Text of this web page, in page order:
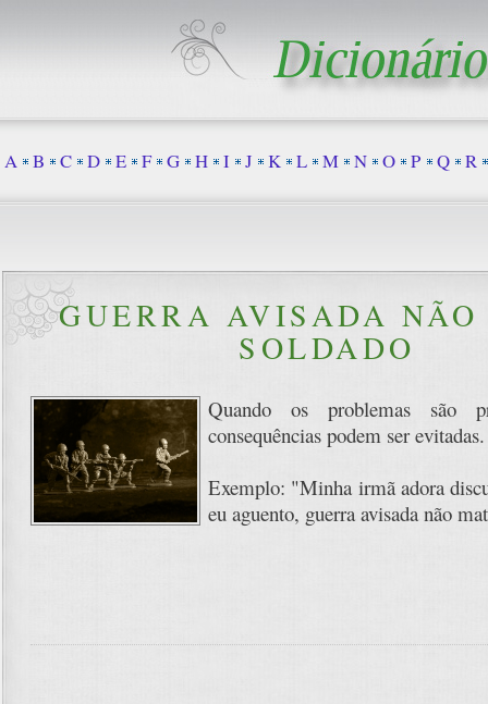
GUERRA AVISADA
SOLDADO
Quando os problemas são
consequências podem ser evitadas.
Exemplo: "Minha irmã adora
eu aguento, guerra avisada não
A B C D E F G H I J K L M N O P Q R